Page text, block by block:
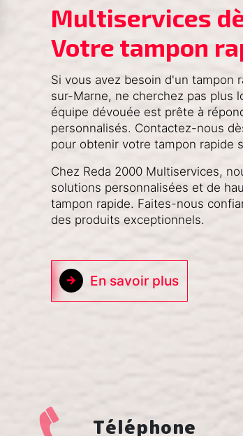
Multiservices
Votre tampon
Si vous avez besoin d'un tampon
sur-Marne, ne cherchez pas plus
équipe dévouée est prête à
personnalisés. Contactez-nous
pour obtenir votre tampon rapide
Chez Reda 2000 Multiservices,
solutions personnalisées et de
tampon rapide. Faites-nous
des produits exceptionnels.
En savoir plus
Téléphone